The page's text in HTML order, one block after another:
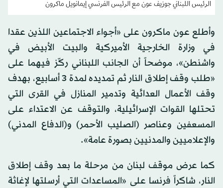
الرئيس اللبناني جوزيف عون مع الرئيس الفرنسي إيمانويل ماكرون
وأطلع عون ماكرون على «أجواء الاجتماعين اللذين عقدا
في وزارة الخارجية الأميركية والبيت الأبيض في
واشنطن»، موضحاً أن الجانب اللبناني ركّز فيهما على
«طلب وقف إطلاق النار ثم تمديده لمدة 3 أسابيع، بهدف
وقف الأعمال العدائية وتدمير المنازل في القرى التي
تحتلها القوات الإسرائيلية، والتوقف عن الاعتداء على
المسعفين وعناصر (الصليب الأحمر) و(الدفاع المدني)
والإعلاميين والمدنيين بصورة عامة».
كما عرض موقف لبنان من مرحلة ما بعد وقف إطلاق
النار، شاكراً فرنسا على «المساعدات التي أرسلتها لإغاثة